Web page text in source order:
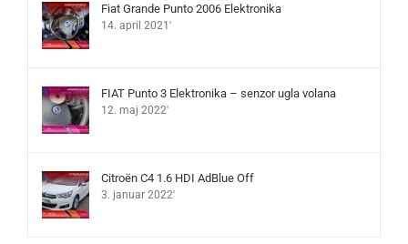
Fiat Grande Punto 2006 Elektronika
14. april 2021'
FIAT Punto 3 Elektronika – senzor ugla volana
12. maj 2022'
Citroën C4 1.6 HDI AdBlue Off
3. januar 2022'